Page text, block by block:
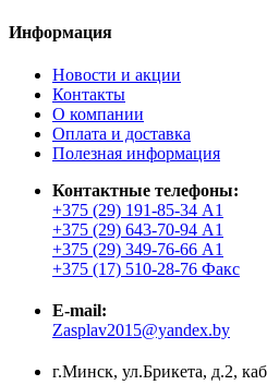
Информация
Новости и акции
Контакты
О компании
Оплата и доставка
Полезная информация
Контактные телефоны:
+375 (29) 191-85-34 А1
+375 (29) 643-70-94 А1
+375 (29) 349-76-66 А1
+375 (17) 510-28-76 Факс
E-mail:
Zasplav2015@yandex.by
г.Минск, ул.Брикета, д.2,